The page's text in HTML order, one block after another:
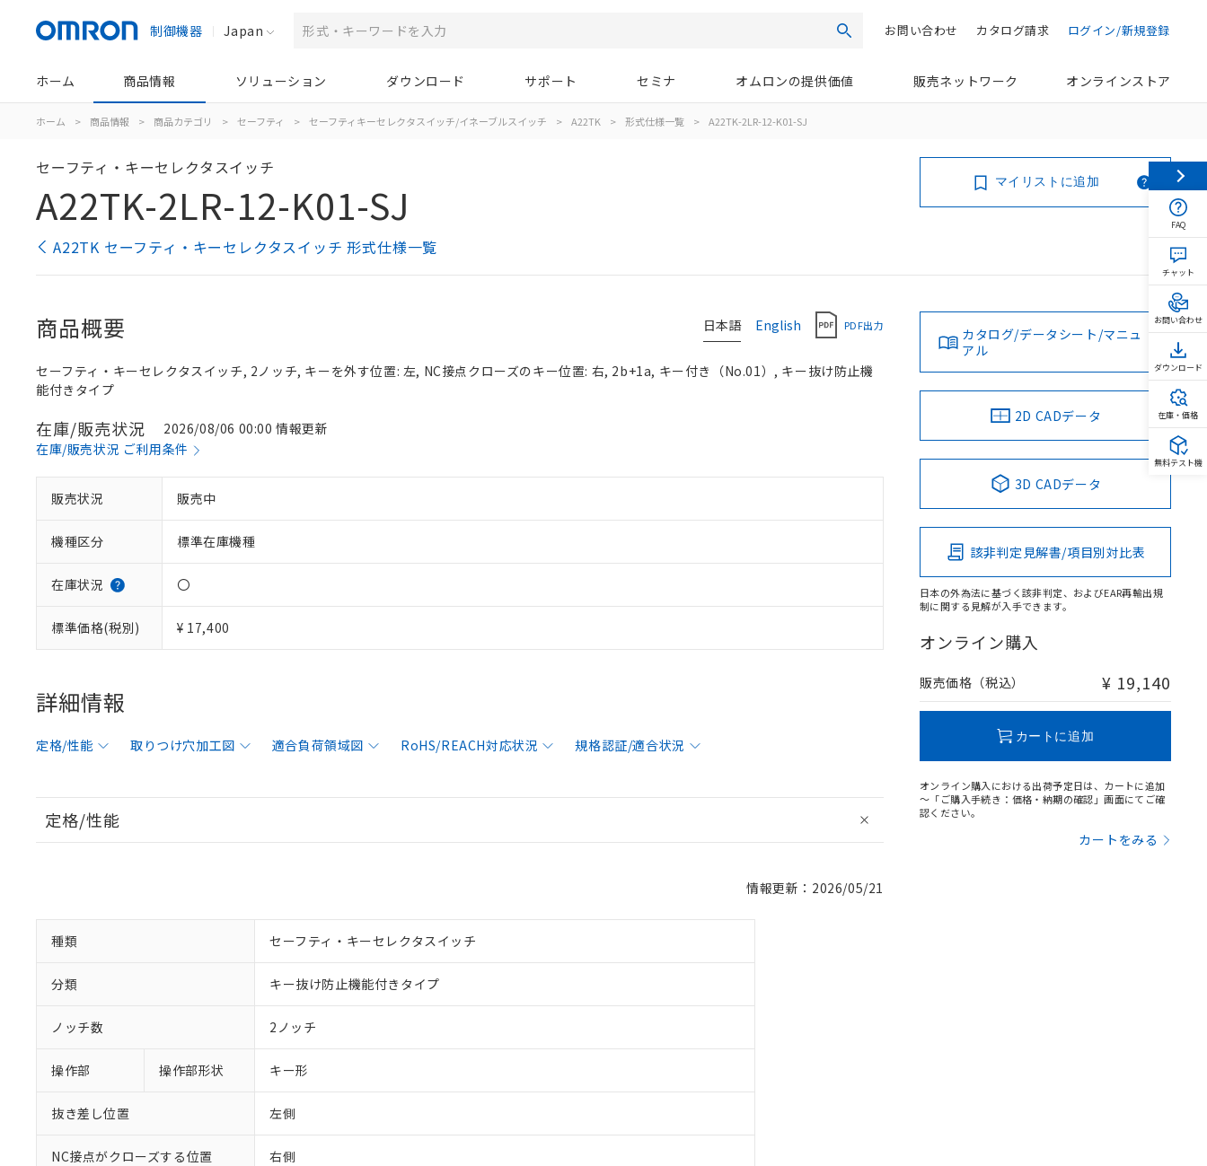
制御機器 Japan 検索 ログイン/新規登録
カタログ請求
お問い合わせ
ホーム 商品情報 ソリューション ダウンロード サポート セミナ オムロンの提供価値 販売ネットワーク オンラインストア
ホーム > 商品情報 > 商品カテゴリ > セーフティ > セーフティキーセレクタスイッチ/イネーブルスイッチ > A22TK > 形式仕様一覧 > A22TK-2LR-12-K01-SJ
セーフティ・キーセレクタスイッチ
A22TK-2LR-12-K01-SJ
A22TK セーフティ・キーセレクタスイッチ 形式仕様一覧
マイリストに追加
日本語 English PDF出力
商品概要
セーフティ・キーセレクタスイッチ, 2ノッチ, キーを外す位置: 左, NC接点クローズのキー位置: 右, 2b+1a, キー付き（No.01）, キー抜け防止機
能付きタイプ
在庫/販売状況
2026/08/06 00:00 情報更新
在庫/販売状況 ご利用条件
販売状況 販売中
機種区分 標準在庫機種
在庫状況 〇
標準価格(税別) ¥ 17,400
詳細情報
定格/性能 取りつけ穴加工図 適合負荷領域図 RoHS/REACH対応状況 規格認証/適合状況
定格/性能
情報更新：2026/05/21
種類 セーフティ・キーセレクタスイッチ
分類 キー抜け防止機能付きタイプ
ノッチ数 2ノッチ
操作部 操作部形状 キー形
抜き差し位置 左側
NC接点がクローズする位置 右側
カタログ/データシート/マニュ
アル
2D CADデータ
3D CADデータ
該非判定見解書/項目別対比表
日本の外為法に基づく該非判定、およびEAR再輸出規
制に関する見解が入手できます。
オンライン購入
販売価格（税込） ¥ 19,140
カートに追加
オンライン購入における出荷予定日は、カートに追加
～「ご購入手続き：価格・納期の確認」画面にてご確
認ください。
カートをみる
FAQ
チャット
お問い合わせ
ダウンロード
在庫・価格
無料テスト機